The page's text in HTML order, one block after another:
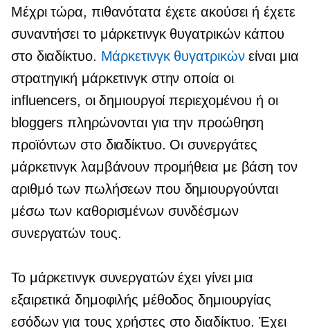
Μέχρι τώρα, πιθανότατα έχετε ακούσει ή έχετε
συναντήσει το μάρκετινγκ θυγατρικών κάπου
στο διαδίκτυο. Μάρκετινγκ θυγατρικώνείναι μια
στρατηγική μάρκετινγκ στην οποία οι
influencers, οι δημιουργοί περιεχομένου ή οι
bloggers πληρώνονται για την προώθηση
προϊόντων στο διαδίκτυο. Οι συνεργάτες
μάρκετινγκ λαμβάνουν προμήθεια με βάση τον
αριθμό των πωλήσεων που δημιουργούνται
μέσω των καθορισμένων συνδέσμων
συνεργατών τους.
Το μάρκετινγκ συνεργατών έχει γίνει μια
εξαιρετικά δημοφιλής μέθοδος δημιουργίας
εσόδων για τους χρήστες στο διαδίκτυο. Έχει